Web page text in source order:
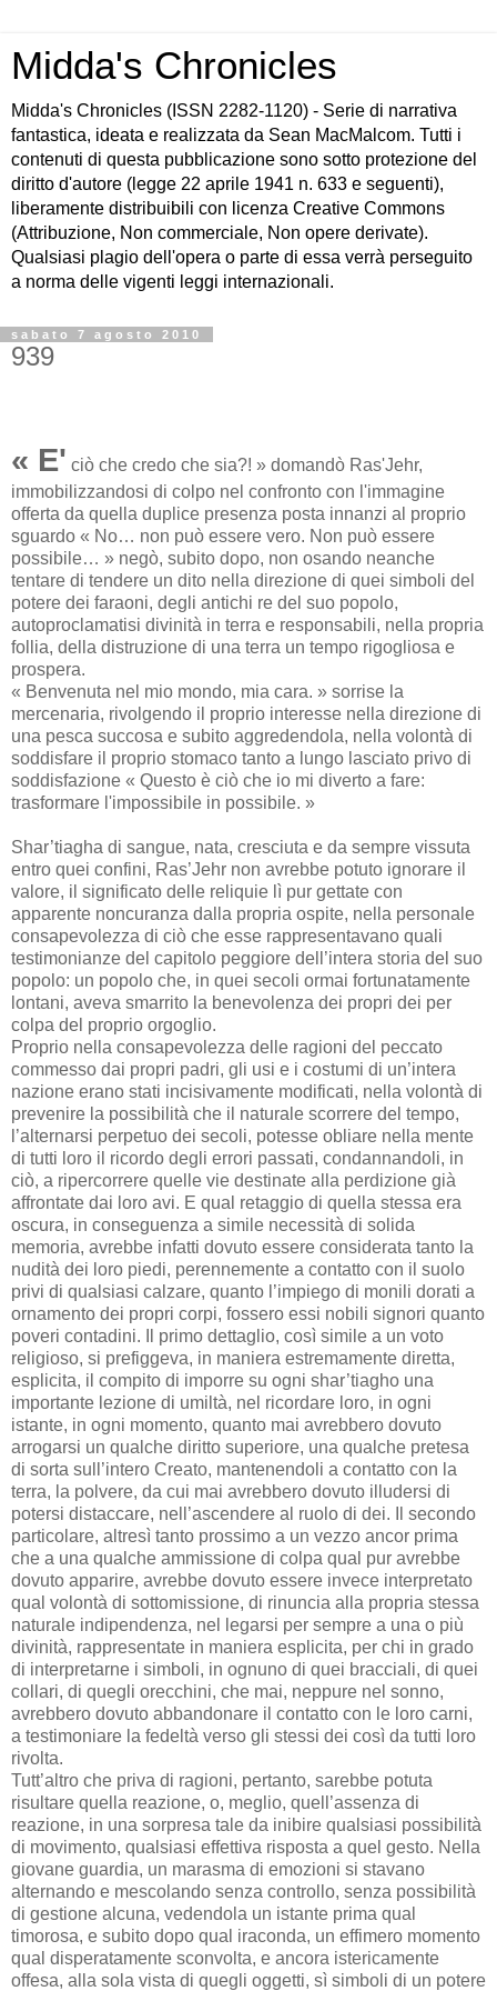
Midda's Chronicles
Midda's Chronicles (ISSN 2282-1120) - Serie di narrativa
fantastica, ideata e realizzata da Sean MacMalcom. Tutti i
contenuti di questa pubblicazione sono sotto protezione del
diritto d'autore (legge 22 aprile 1941 n. 633 e seguenti),
liberamente distribuibili con licenza Creative Commons
(Attribuzione, Non commerciale, Non opere derivate).
Qualsiasi plagio dell'opera o parte di essa verrà perseguito
a norma delle vigenti leggi internazionali.
sabato 7 agosto 2010
939
« E' ciò che credo che sia?! » domandò Ras'Jehr,
immobilizzandosi di colpo nel confronto con l'immagine
offerta da quella duplice presenza posta innanzi al proprio
sguardo « No… non può essere vero. Non può essere
possibile… » negò, subito dopo, non osando neanche
tentare di tendere un dito nella direzione di quei simboli del
potere dei faraoni, degli antichi re del suo popolo,
autoproclamatisi divinità in terra e responsabili, nella propria
follia, della distruzione di una terra un tempo rigogliosa e
prospera.
« Benvenuta nel mio mondo, mia cara. » sorrise la
mercenaria, rivolgendo il proprio interesse nella direzione di
una pesca succosa e subito aggredendola, nella volontà di
soddisfare il proprio stomaco tanto a lungo lasciato privo di
soddisfazione « Questo è ciò che io mi diverto a fare:
trasformare l'impossibile in possibile. »
Shar’tiagha di sangue, nata, cresciuta e da sempre vissuta
entro quei confini, Ras’Jehr non avrebbe potuto ignorare il
valore, il significato delle reliquie lì pur gettate con
apparente noncuranza dalla propria ospite, nella personale
consapevolezza di ciò che esse rappresentavano quali
testimonianze del capitolo peggiore dell’intera storia del suo
popolo: un popolo che, in quei secoli ormai fortunatamente
lontani, aveva smarrito la benevolenza dei propri dei per
colpa del proprio orgoglio.
Proprio nella consapevolezza delle ragioni del peccato
commesso dai propri padri, gli usi e i costumi di un’intera
nazione erano stati incisivamente modificati, nella volontà di
prevenire la possibilità che il naturale scorrere del tempo,
l’alternarsi perpetuo dei secoli, potesse obliare nella mente
di tutti loro il ricordo degli errori passati, condannandoli, in
ciò, a ripercorrere quelle vie destinate alla perdizione già
affrontate dai loro avi. E qual retaggio di quella stessa era
oscura, in conseguenza a simile necessità di solida
memoria, avrebbe infatti dovuto essere considerata tanto la
nudità dei loro piedi, perennemente a contatto con il suolo
privi di qualsiasi calzare, quanto l’impiego di monili dorati a
ornamento dei propri corpi, fossero essi nobili signori quanto
poveri contadini. Il primo dettaglio, così simile a un voto
religioso, si prefiggeva, in maniera estremamente diretta,
esplicita, il compito di imporre su ogni shar’tiagho una
importante lezione di umiltà, nel ricordare loro, in ogni
istante, in ogni momento, quanto mai avrebbero dovuto
arrogarsi un qualche diritto superiore, una qualche pretesa
di sorta sull’intero Creato, mantenendoli a contatto con la
terra, la polvere, da cui mai avrebbero dovuto illudersi di
potersi distaccare, nell’ascendere al ruolo di dei. Il secondo
particolare, altresì tanto prossimo a un vezzo ancor prima
che a una qualche ammissione di colpa qual pur avrebbe
dovuto apparire, avrebbe dovuto essere invece interpretato
qual volontà di sottomissione, di rinuncia alla propria stessa
naturale indipendenza, nel legarsi per sempre a una o più
divinità, rappresentate in maniera esplicita, per chi in grado
di interpretarne i simboli, in ognuno di quei bracciali, di quei
collari, di quegli orecchini, che mai, neppure nel sonno,
avrebbero dovuto abbandonare il contatto con le loro carni,
a testimoniare la fedeltà verso gli stessi dei così da tutti loro
rivolta.
Tutt’altro che priva di ragioni, pertanto, sarebbe potuta
risultare quella reazione, o, meglio, quell’assenza di
reazione, in una sorpresa tale da inibire qualsiasi possibilità
di movimento, qualsiasi effettiva risposta a quel gesto. Nella
giovane guardia, un marasma di emozioni si stavano
alternando e mescolando senza controllo, senza possibilità
di gestione alcuna, vedendola un istante prima qual
timorosa, e subito dopo qual iraconda, un effimero momento
qual disperatamente sconvolta, e ancora istericamente
offesa, alla sola vista di quegli oggetti, sì simboli di un potere